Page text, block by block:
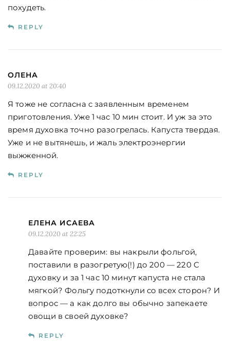
похудеть.
REPLY
ОЛЕНА
09.12.2020 at 20:40
Я тоже не согласна с заявленным временем
приготовления. Уже 1 час 10 мин стоит. И уж за это
время духовка точно разогрелась. Капуста твердая.
Уже и не вытянешь, и жаль электроэнергии
выжженной.
REPLY
ЕЛЕНА ИСАЕВА
09.12.2020 at 22:25
Давайте проверим: вы накрыли фольгой,
поставили в разогретую(!) до 200 — 220 С
духовку и за 1 час 10 минут капуста не стала
мягкой? Фольгу подоткнули со всех сторон? И
вопрос — а как долго вы обычно запекаете
овощи в своей духовке?
REPLY